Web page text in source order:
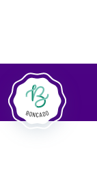
fonctionnalités
fins d'analyse ou